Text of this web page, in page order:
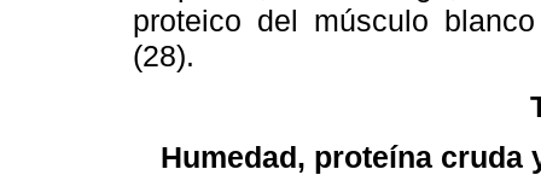
proteico del músculo
(28).
Humedad, proteína cruda